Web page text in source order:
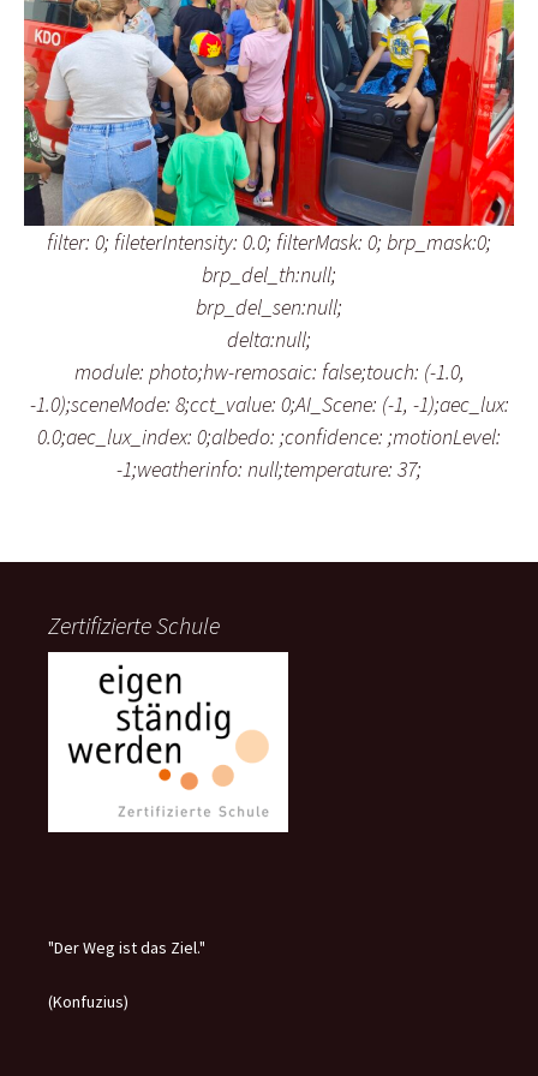
filter: 0; fileterIntensity: 0.0; filterMask: 0; brp_mask:0;
brp_del_th:null;
brp_del_sen:null;
delta:null;
module: photo;hw-remosaic: false;touch: (-1.0,
-1.0);sceneMode: 8;cct_value: 0;AI_Scene: (-1, -1);aec_lux:
0.0;aec_lux_index: 0;albedo: ;confidence: ;motionLevel:
-1;weatherinfo: null;temperature: 37;
Zertifizierte Schule
"Der Weg ist das Ziel."
(Konfuzius)